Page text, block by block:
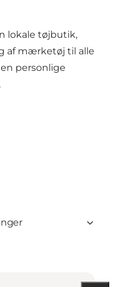
lokale tøjbutik,
af mærketøj til alle
personlige